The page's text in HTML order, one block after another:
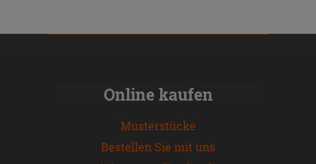
Online kaufen
Musterstücke
Bestellen Sie mit uns